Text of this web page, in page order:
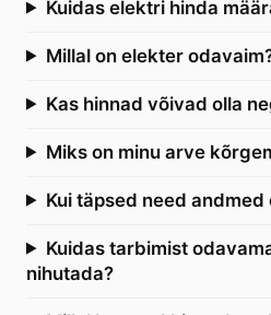
Kuidas elektri hinda
Millal on elekter
Kas hinnad võivad olla
Miks on minu arve
Kui täpsed need andmed
Kuidas tarbimist
nihutada?